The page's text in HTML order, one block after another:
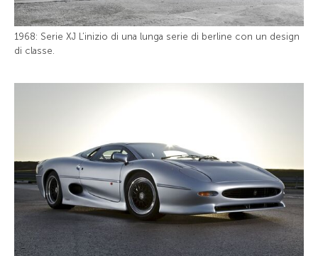
1968: Serie XJ L’inizio di una lunga serie di berline con un design
di classe.